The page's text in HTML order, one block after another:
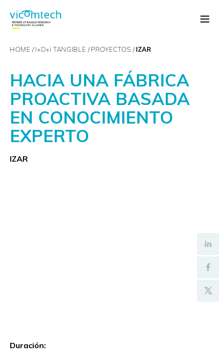
HOME I+D+i TANGIBLE PROYECTOS IZAR
HACIA UNA FÁBRICA
PROACTIVA BASADA
EN CONOCIMIENTO
EXPERTO
IZAR
Duración: